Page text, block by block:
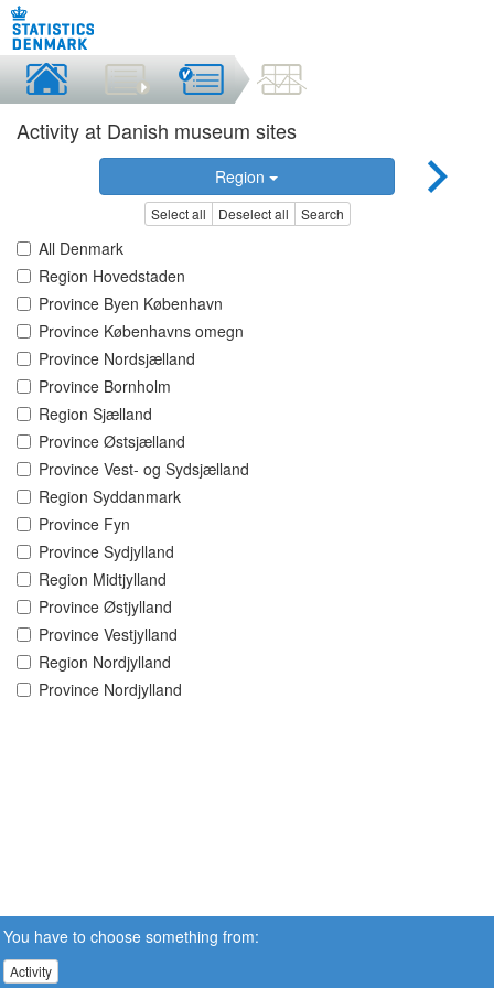
Activity at Danish museum sites
Region
Select all Deselect all Search
All Denmark
Region Hovedstaden
Province Byen København
Province Københavns omegn
Province Nordsjælland
Province Bornholm
Region Sjælland
Province Østsjælland
Province Vest- og Sydsjælland
Region Syddanmark
Province Fyn
Province Sydjylland
Region Midtjylland
Province Østjylland
Province Vestjylland
Region Nordjylland
Province Nordjylland
You have to choose something from:
Activity